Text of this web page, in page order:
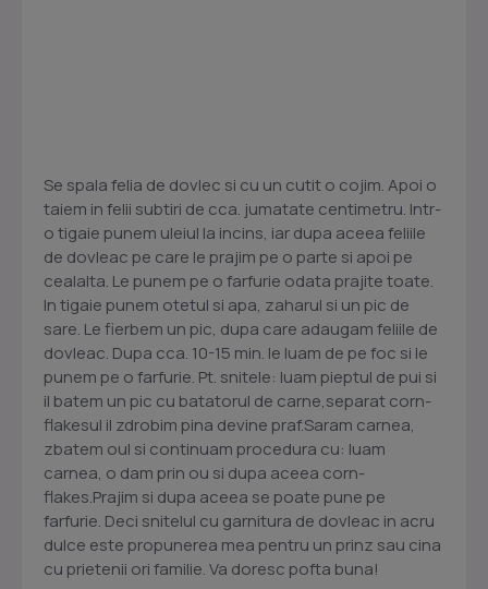
Se spala felia de dovlec si cu un cutit o cojim. Apoi o
taiem in felii subtiri de cca. jumatate centimetru. Intr-
o tigaie punem uleiul la incins, iar dupa aceea feliile
de dovleac pe care le prajim pe o parte si apoi pe
cealalta. Le punem pe o farfurie odata prajite toate.
In tigaie punem otetul si apa, zaharul si un pic de
sare. Le fierbem un pic, dupa care adaugam feliile de
dovleac. Dupa cca. 10-15 min. le luam de pe foc si le
punem pe o farfurie. Pt. snitele: luam pieptul de pui si
il batem un pic cu batatorul de carne,separat corn-
flakesul il zdrobim pina devine praf.Saram carnea,
zbatem oul si continuam procedura cu: luam
carnea, o dam prin ou si dupa aceea corn-
flakes.Prajim si dupa aceea se poate pune pe
farfurie. Deci snitelul cu garnitura de dovleac in acru
dulce este propunerea mea pentru un prinz sau cina
cu prietenii ori familie. Va doresc pofta buna!